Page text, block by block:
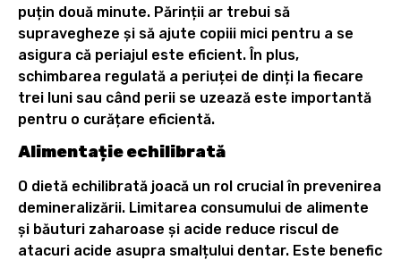
puțin două minute. Părinții ar trebui să
supravegheze și să ajute copiii mici pentru a se
asigura că periajul este eficient. În plus,
schimbarea regulată a periuței de dinți la fiecare
trei luni sau când perii se uzează este importantă
pentru o curățare eficientă.
Alimentație echilibrată
O dietă echilibrată joacă un rol crucial în prevenirea
demineralizării. Limitarea consumului de alimente
și băuturi zaharoase și acide reduce riscul de
atacuri acide asupra smalțului dentar. Este benefic